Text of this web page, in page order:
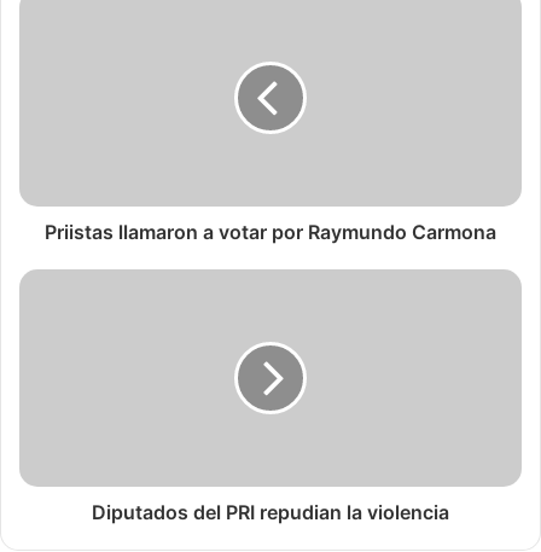
Priistas llamaron a votar por Raymundo Carmona
Diputados del PRI repudian la violencia